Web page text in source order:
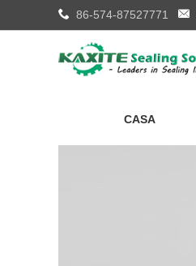
86-574-87527771
CASA